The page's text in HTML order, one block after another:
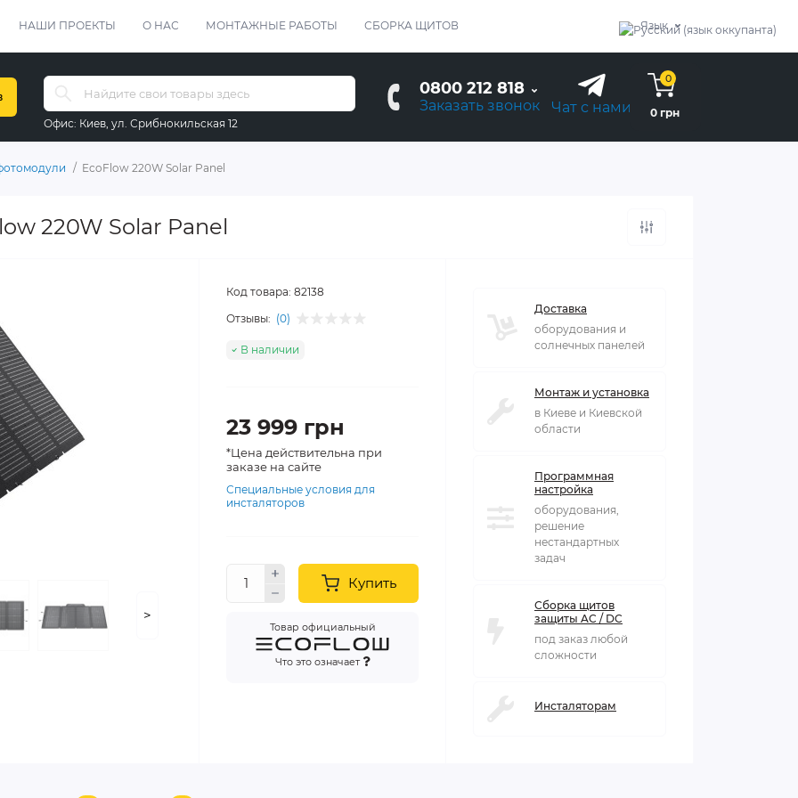
НАШИ ПРОЕКТЫ О НАС МОНТАЖНЫЕ РАБОТЫ СБОРКА ЩИТОВ Язык
Офис: Киев, ул. Срибнокильская 12
0800 212 818
Заказать звонок Чат с нами
0
0 грн
EcoFlow 220W Solar Panel
220W Solar Panel
>
Код товара: 82138
Отзывы: (0)
В наличии
23 999 грн
*Цена действительна при
заказе на сайте
Специальные условия для
инсталяторов
Купить
Товар официальный
Что это означает
Доставка
оборудования и
солнечных панелей
Монтаж и установка
в Киеве и Киевской
области
Программная
настройка
оборудования,
решение
нестандартных
задач
Сборка щитов
защиты AC / DC
под заказ любой
сложности
Инсталяторам